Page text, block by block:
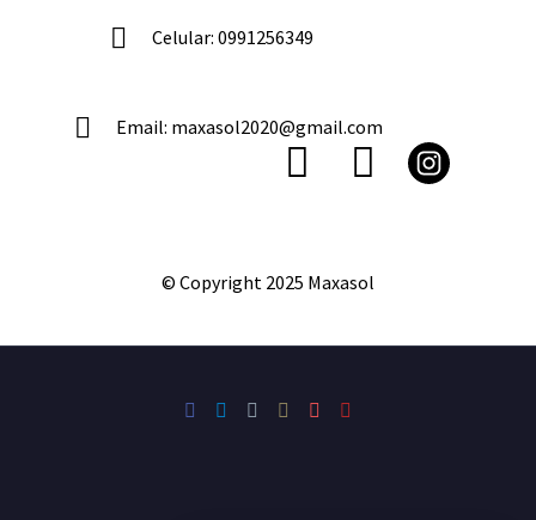
Celular: 0991256349
Email: maxasol2020@gmail.com
© Copyright 2025 Maxasol